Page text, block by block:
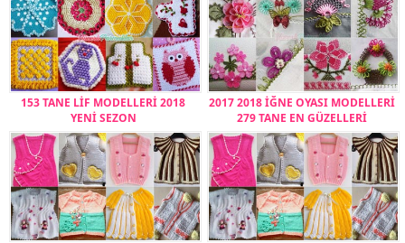
153 TANE LİF MODELLERİ 2018
YENİ SEZON
2017 2018 İĞNE OYASI MODELLERİ
279 TANE EN GÜZELLERİ